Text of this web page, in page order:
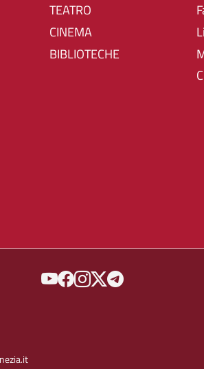
TEATRO
CINEMA
BIBLIOTECHE
SOCIAL MENU